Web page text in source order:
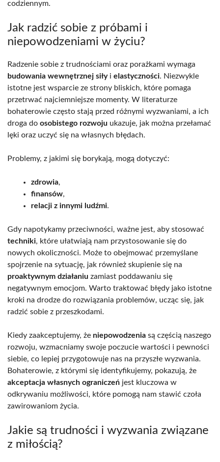
codziennym.
Jak radzić sobie z próbami i
niepowodzeniami w życiu?
Radzenie sobie z trudnościami oraz porażkami wymaga
budowania wewnętrznej siłyi elastyczności. Niezwykle
istotne jest wsparcie ze strony bliskich, które pomaga
przetrwać najciemniejsze momenty. W literaturze
bohaterowie często stają przed różnymi wyzwaniami, a ich
droga do osobistego rozwoju ukazuje, jak można przełamać
lęki oraz uczyć się na własnych błędach.
Problemy, z jakimi się borykają, mogą dotyczyć:
zdrowia,
finansów,
relacji z innymi ludźmi.
Gdy napotykamy przeciwności, ważne jest, aby stosować
techniki, które ułatwiają nam przystosowanie się do
nowych okoliczności. Może to obejmować przemyślane
spojrzenie na sytuację, jak również skupienie się na
proaktywnym działaniu zamiast poddawaniu się
negatywnym emocjom. Warto traktować błędy jako istotne
kroki na drodze do rozwiązania problemów, ucząc się, jak
radzić sobie z przeszkodami.
Kiedy zaakceptujemy, że niepowodzenia są częścią naszego
rozwoju, wzmacniamy swoje poczucie wartości i pewności
siebie, co lepiej przygotowuje nas na przyszłe wyzwania.
Bohaterowie, z którymi się identyfikujemy, pokazują, że
akceptacja własnych ograniczeń jest kluczowa w
odkrywaniu możliwości, które pomogą nam stawić czoła
zawirowaniom życia.
Jakie są trudności i wyzwania związane
z miłością?